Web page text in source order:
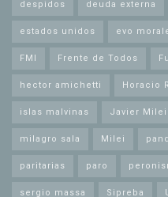
despidos deuda externa
estados unidos evo
FMI Frente de Todos
hector amichetti Horacio
islas malvinas Javier Milei
milagro sala Milei
paritarias paro
sergio massa Sipreba